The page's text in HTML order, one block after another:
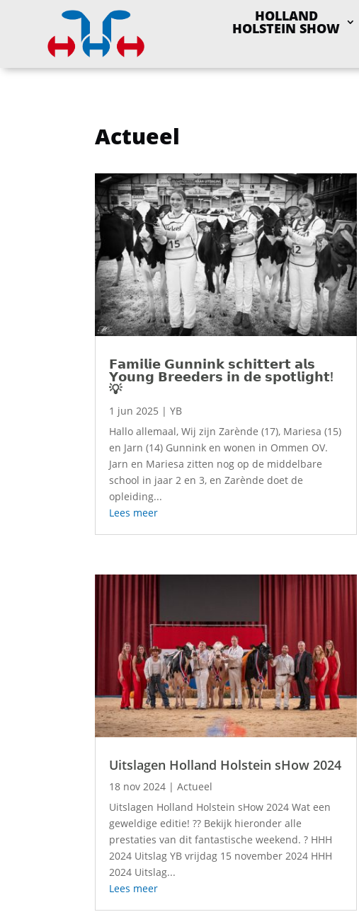
HOLLAND
HOLSTEIN SHOW
Actueel
𝗙𝗮𝗺𝗶𝗹𝗶𝗲 𝗚𝘂𝗻𝗻𝗶𝗻𝗸 𝘀𝗰𝗵𝗶𝘁𝘁𝗲𝗿𝘁 𝗮𝗹𝘀
𝗬𝗼𝘂𝗻𝗴 𝗕𝗿𝗲𝗲𝗱𝗲𝗿𝘀 𝗶𝗻 𝗱𝗲 𝘀𝗽𝗼𝘁𝗹𝗶𝗴𝗵𝘁!
💡
1 jun 2025 |YB
Hallo allemaal, Wij zijn Zarènde (17), Mariesa (15)
en Jarn (14) Gunnink en wonen in Ommen OV.
Jarn en Mariesa zitten nog op de middelbare
school in jaar 2 en 3, en Zarènde doet de
opleiding...
Lees meer
Uitslagen Holland Holstein sHow 2024
18 nov 2024 |Actueel
Uitslagen Holland Holstein sHow 2024 Wat een
geweldige editie! ?? Bekijk hieronder alle
prestaties van dit fantastische weekend. ? HHH
2024 Uitslag YB vrijdag 15 november 2024 HHH
2024 Uitslag...
Lees meer